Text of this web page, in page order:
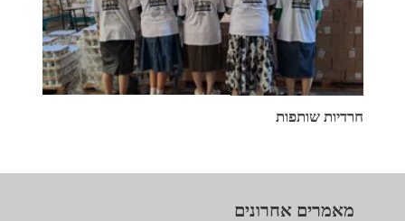
חרדיות שותפות
מאמרים אחרונים